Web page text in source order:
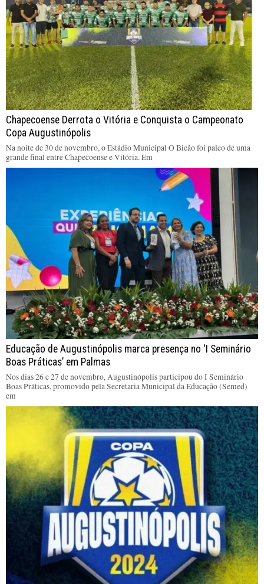
Chapecoense Derrota o Vitória e Conquista o Campeonato
Copa Augustinópolis
Na noite de 30 de novembro, o Estádio Municipal O Bicão foi palco de uma
grande final entre Chapecoense e Vitória. Em
Educação de Augustinópolis marca presença no ‘I Seminário
Boas Práticas’ em Palmas
Nos dias 26 e 27 de novembro, Augustinópolis participou do I Seminário
Boas Práticas, promovido pela Secretaria Municipal da Educação (Semed)
em